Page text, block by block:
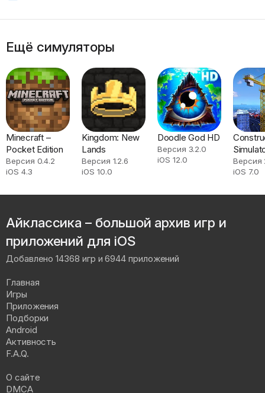
Ещё симуляторы
Minecraft –
Pocket Edition
Версия 0.4.2
iOS 4.3
Kingdom: New
Lands
Версия 1.2.6
iOS 10.0
Doodle God HD
Версия 3.2.0
iOS 12.0
Версия
iOS 7.0
Айклассика – большой архив игр и
приложений для iOS
Добавлено 14368 игр и 6944 приложений
Главная
Игры
Приложения
Подборки
Android
Активность
F.A.Q.
О сайте
DMCA